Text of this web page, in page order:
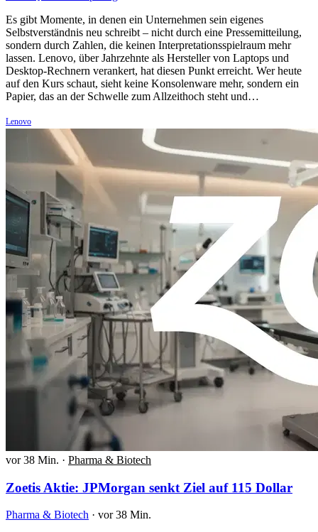
Es gibt Momente, in denen ein Unternehmen sein eigenes
Selbstverständnis neu schreibt – nicht durch eine Pressemitteilung,
sondern durch Zahlen, die keinen Interpretationsspielraum mehr
lassen. Lenovo, über Jahrzehnte als Hersteller von Laptops und
Desktop-Rechnern verankert, hat diesen Punkt erreicht. Wer heute
auf den Kurs schaut, sieht keine Konsolenware mehr, sondern ein
Papier, das an der Schwelle zum Allzeithoch steht und…
Lenovo
vor 38 Min. · Pharma & Biotech
Zoetis Aktie: JPMorgan senkt Ziel auf 115 Dollar
Pharma & Biotech · vor 38 Min.